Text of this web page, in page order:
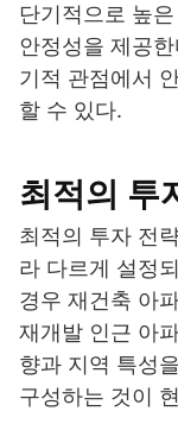
단기적으로 높
안정성을 제공
기적 관점에서
할 수 있다.
최적의 투
최적의 투자 전
라 다르게 설정
경우 재건축 아
재개발 인근 아
향과 지역 특성
구성하는 것이